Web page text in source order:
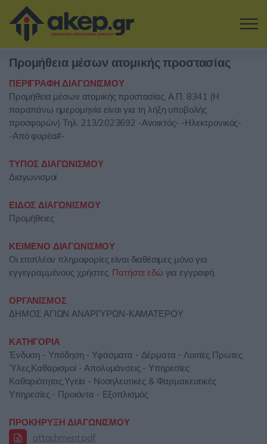
Μετάβαση στο κύριο περιεχόμενο
Η εταιρία
Αναζήτηση Διαγωνισμών
Δοκιμάστε την Υπηρεσία
Επικοινωνία
Σύνδεση
Προμήθεια μέσων ατομικής προστασίας
ΠΕΡΙΓΡΑΦΗ ΔΙΑΓΩΝΙΣΜΟΥ
Προμήθεια μέσων ατομικής προστασίας, Α.Π. 8341 (Η
παραπάνω ημερομηνία είναι για τη λήξη υποβολής
προσφορών) Τηλ. 213/2023692 -Ανοικτός- -Ηλεκτρονικός-
-Από φορέα#-
ΤΥΠΟΣ ΔΙΑΓΩΝΙΣΜΟΥ
Διαγωνισμοί
ΕΙΔΟΣ ΔΙΑΓΩΝΙΣΜΟΥ
Προμήθειες
ΚΕΙΜΕΝΟ ΔΙΑΓΩΝΙΣΜΟΥ
Οι επιπλέον πληροφορίες είναι διαθέσιμες μόνο για
εγγεγραμμένους χρήστες. Πατήστε εδώ για εγγραφή.
ΟΡΓΑΝΙΣΜΟΣ
ΔΗΜΟΣ ΑΓΙΩΝ ΑΝΑΡΓΥΡΩΝ-ΚΑΜΑΤΕΡΟΥ
ΚΑΤΗΓΟΡΙΑ
Ένδυση - Υπόδηση - Υφάσματα - Δέρματα - Λοιπές Πρώτες
Ύλες,Καθαρισμοί - Απολυμάνσεις - Υπηρεσίες
Καθαριότητας,Υγεία - Νοσηλευτικές & Φαρμακευτικές
Υπηρεσίες - Προιόντα - Εξοπλισμός
ΠΡΟΚΗΡΥΞΗ ΔΙΑΓΩΝΙΣΜΟΥ
attachment.pdf